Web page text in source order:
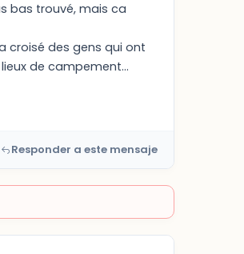
bas trouvé, mais ca
croisé des gens qui ont
de campement...
Responder a este mensaje